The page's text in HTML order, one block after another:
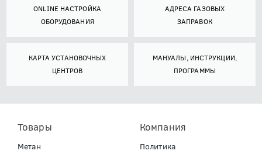
ONLINE НАСТРОЙКА
ОБОРУДОВАНИЯ
АДРЕСА ГАЗОВЫХ
ЗАПРАВОК
КАРТА УСТАНОВОЧНЫХ
ЦЕНТРОВ
МАНУАЛЫ, ИНСТРУКЦИИ,
ПРОГРАММЫ
Товары
Метан
Компания
Политика